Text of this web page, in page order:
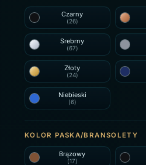
Czarny
(26)
Srebrny
(67)
Złoty
(24)
Niebieski
(6)
KOLOR PASKA/BRANSOLETY
Brązowy
(17)